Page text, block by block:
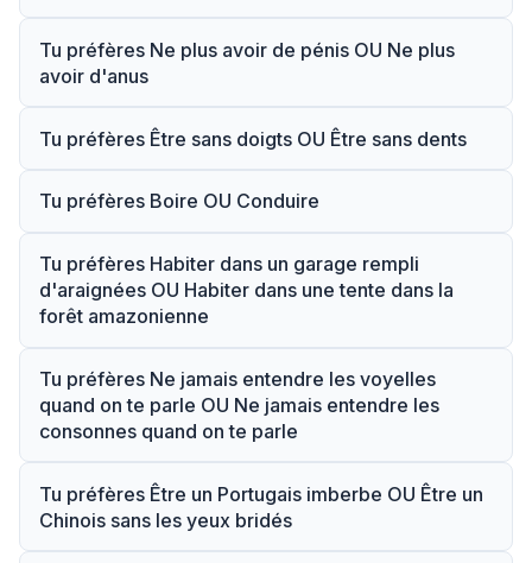
Tu préfères Ne plus avoir de pénis OU Ne plus
avoir d'anus
Tu préfères Être sans doigts OU Être sans dents
Tu préfères Boire OU Conduire
Tu préfères Habiter dans un garage rempli
d'araignées OU Habiter dans une tente dans la
forêt amazonienne
Tu préfères Ne jamais entendre les voyelles
quand on te parle OU Ne jamais entendre les
consonnes quand on te parle
Tu préfères Être un Portugais imberbe OU Être un
Chinois sans les yeux bridés